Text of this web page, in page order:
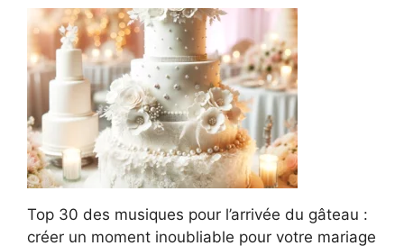
Top 30 des musiques pour l’arrivée du gâteau :
créer un moment inoubliable pour votre mariage